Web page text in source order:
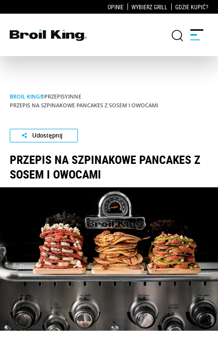
OPINIE WYBIERZ GRILL GDZIE KUPIĆ?
KUCHNIE OGRODOWE
AKCESORIA DO GRILLOWANIA
BLOG
PRZEPISY
WSPARCIE
O NAS
BROIL KING®PRZEPISYINNE
PRZEPIS NA SZPINAKOWE PANCAKES Z SOSEM I OWOCAMI
Udostępnij
PRZEPIS NA SZPINAKOWE PANCAKES Z
SOSEM I OWOCAMI